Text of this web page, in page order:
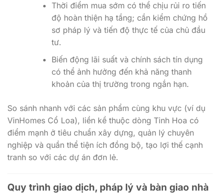
Thời điểm mua sớm có thể chịu rủi ro tiến
độ hoàn thiện hạ tầng; cần kiểm chứng hồ
sơ pháp lý và tiến độ thực tế của chủ đầu
tư.
Biến động lãi suất và chính sách tín dụng
có thể ảnh hưởng đến khả năng thanh
khoản của thị trường trong ngắn hạn.
So sánh nhanh với các sản phẩm cùng khu vực (ví dụ
VinHomes Cổ Loa), liền kề thuộc dòng Tinh Hoa có
điểm mạnh ở tiêu chuẩn xây dựng, quản lý chuyên
nghiệp và quần thể tiện ích đồng bộ, tạo lợi thế cạnh
tranh so với các dự án đơn lẻ.
Quy trình giao dịch, pháp lý và bàn giao nhà